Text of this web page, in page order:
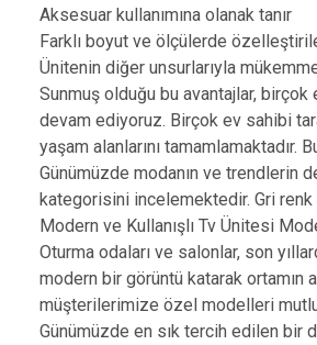
Aksesuar kullanımına olanak tanır
Farklı boyut ve ölçülerde
Ünitenin diğer unsurlarıyla
Sunmuş olduğu bu avantajlar,
devam ediyoruz. Birçok ev sahibi
yaşam alanlarını
Günümüzde modanın ve
kategorisini incelemektedir. Gri
Modern ve Kullanışlı Tv Ünitesi
Oturma odaları ve salonlar, son
modern bir görüntü katarak ortamın
müşterilerimize özel modelleri
Günümüzde en sık tercih edilen bir